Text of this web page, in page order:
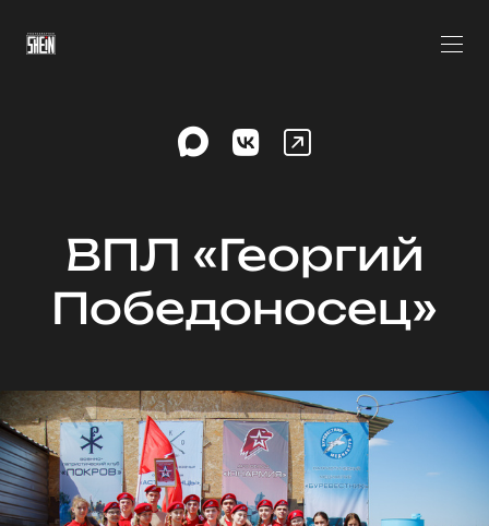
ВПЛ «Георгий
Победоносец»